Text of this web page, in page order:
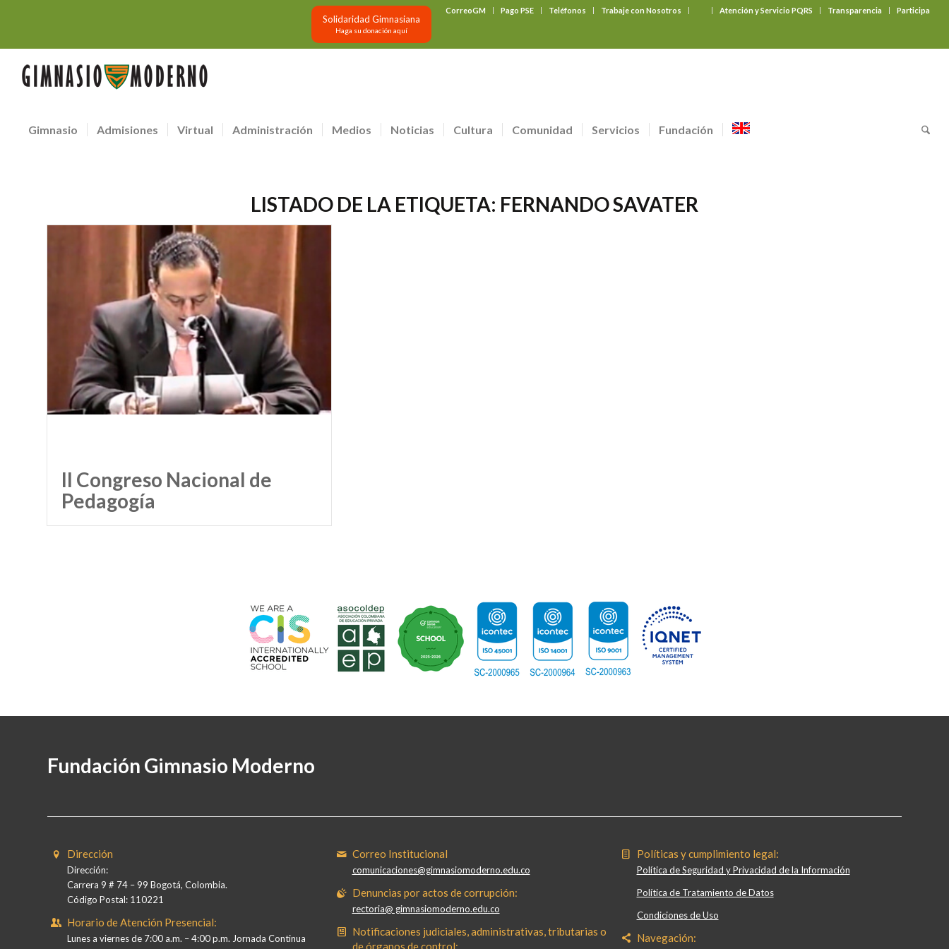
CorreoGM Pago PSE Teléfonos Trabaje con Nosotros Atención y Servicio PQRS Transparencia Participa
Solidaridad Gimnasiana
Haga su donación aquí
Gimnasio Admisiones Virtual Administración Medios Noticias Cultura Comunidad Servicios Fundación
LISTADO DE LA ETIQUETA: FERNANDO SAVATER
II Congreso Nacional de
Pedagogía
Fundación Gimnasio Moderno
Dirección
Dirección:
Carrera 9 # 74 – 99 Bogotá, Colombia.
Código Postal: 110221
Horario de Atención Presencial:
Lunes a viernes de 7:00 a.m. – 4:00 p.m. Jornada Continua
Correo Institucional
comunicaciones@gimnasiomoderno.edu.co
Denuncias por actos de corrupción:
rectoria@ gimnasiomoderno.edu.co
Notificaciones judiciales, administrativas, tributarias o
de órganos de control:
Políticas y cumplimiento legal:
Política de Seguridad y Privacidad de la Información
Política de Tratamiento de Datos
Condiciones de Uso
Navegación: